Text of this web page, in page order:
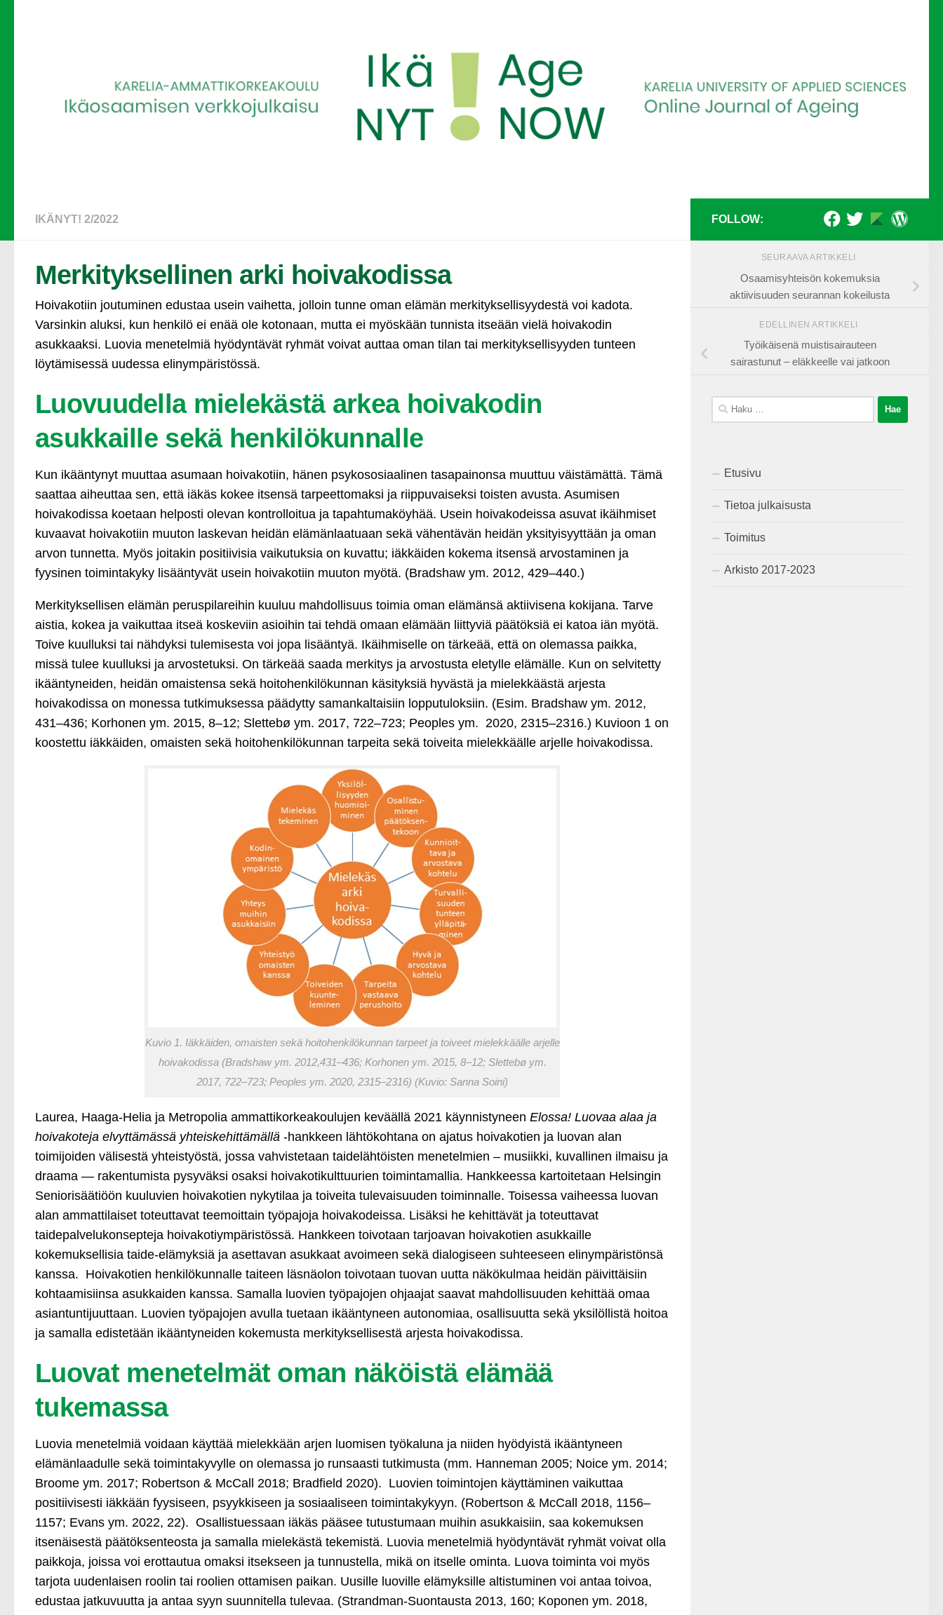
IKÄNYT! 2/2022
Merkityksellinen arki hoivakodissa
Hoivakotiin joutuminen edustaa usein vaihetta, jolloin tunne oman elämän merkityksellisyydestä voi kadota.
Varsinkin aluksi, kun henkilö ei enää ole kotonaan, mutta ei myöskään tunnista itseään vielä hoivakodin
asukkaaksi. Luovia menetelmiä hyödyntävät ryhmät voivat auttaa oman tilan tai merkityksellisyyden tunteen
löytämisessä uudessa elinympäristössä.
Luovuudella mielekästä arkea hoivakodin
asukkaille sekä henkilökunnalle
Kun ikääntynyt muuttaa asumaan hoivakotiin, hänen psykososiaalinen tasapainonsa muuttuu väistämättä. Tämä
saattaa aiheuttaa sen, että iäkäs kokee itsensä tarpeettomaksi ja riippuvaiseksi toisten avusta. Asumisen
hoivakodissa koetaan helposti olevan kontrolloitua ja tapahtumaköyhää. Usein hoivakodeissa asuvat ikäihmiset
kuvaavat hoivakotiin muuton laskevan heidän elämänlaatuaan sekä vähentävän heidän yksityisyyttään ja oman
arvon tunnetta. Myös joitakin positiivisia vaikutuksia on kuvattu; iäkkäiden kokema itsensä arvostaminen ja
fyysinen toimintakyky lisääntyvät usein hoivakotiin muuton myötä. (Bradshaw ym. 2012, 429–440.)
Merkityksellisen elämän peruspilareihin kuuluu mahdollisuus toimia oman elämänsä aktiivisena kokijana. Tarve
aistia, kokea ja vaikuttaa itseä koskeviin asioihin tai tehdä omaan elämään liittyviä päätöksiä ei katoa iän myötä.
Toive kuulluksi tai nähdyksi tulemisesta voi jopa lisääntyä. Ikäihmiselle on tärkeää, että on olemassa paikka,
missä tulee kuulluksi ja arvostetuksi. On tärkeää saada merkitys ja arvostusta eletylle elämälle. Kun on selvitetty
ikääntyneiden, heidän omaistensa sekä hoitohenkilökunnan käsityksiä hyvästä ja mielekkäästä arjesta
hoivakodissa on monessa tutkimuksessa päädytty samankaltaisiin lopputuloksiin. (Esim. Bradshaw ym. 2012,
431–436; Korhonen ym. 2015, 8–12; Slettebø ym. 2017, 722–723; Peoples ym. 2020, 2315–2316.) Kuvioon 1 on
koostettu iäkkäiden, omaisten sekä hoitohenkilökunnan tarpeita sekä toiveita mielekkäälle arjelle hoivakodissa.
Kuvio 1. Iäkkäiden, omaisten sekä hoitohenkilökunnan tarpeet ja toiveet mielekkäälle arjelle
hoivakodissa (Bradshaw ym. 2012,431–436; Korhonen ym. 2015, 8–12; Slettebø ym.
2017, 722–723; Peoples ym. 2020, 2315–2316) (Kuvio: Sanna Soini)
Laurea, Haaga-Helia ja Metropolia ammattikorkeakoulujen keväällä 2021 käynnistyneen Elossa! Luovaa alaa ja
hoivakoteja elvyttämässä yhteiskehittämällä ‑hankkeen lähtökohtana on ajatus hoivakotien ja luovan alan
toimijoiden välisestä yhteistyöstä, jossa vahvistetaan taidelähtöisten menetelmien – musiikki, kuvallinen ilmaisu ja
draama — rakentumista pysyväksi osaksi hoivakotikulttuurien toimintamallia. Hankkeessa kartoitetaan Helsingin
Seniorisäätiöön kuuluvien hoivakotien nykytilaa ja toiveita tulevaisuuden toiminnalle. Toisessa vaiheessa luovan
alan ammattilaiset toteuttavat teemoittain työpajoja hoivakodeissa. Lisäksi he kehittävät ja toteuttavat
taidepalvelukonsepteja hoivakotiympäristössä. Hankkeen toivotaan tarjoavan hoivakotien asukkaille
kokemuksellisia taide-elämyksiä ja asettavan asukkaat avoimeen sekä dialogiseen suhteeseen elinympäristönsä
kanssa. Hoivakotien henkilökunnalle taiteen läsnäolon toivotaan tuovan uutta näkökulmaa heidän päivittäisiin
kohtaamisiinsa asukkaiden kanssa. Samalla luovien työpajojen ohjaajat saavat mahdollisuuden kehittää omaa
asiantuntijuuttaan. Luovien työpajojen avulla tuetaan ikääntyneen autonomiaa, osallisuutta sekä yksilöllistä hoitoa
ja samalla edistetään ikääntyneiden kokemusta merkityksellisestä arjesta hoivakodissa.
Luovat menetelmät oman näköistä elämää
tukemassa
Luovia menetelmiä voidaan käyttää mielekkään arjen luomisen työkaluna ja niiden hyödyistä ikääntyneen
elämänlaadulle sekä toimintakyvylle on olemassa jo runsaasti tutkimusta (mm. Hanneman 2005; Noice ym. 2014;
Broome ym. 2017; Robertson & McCall 2018; Bradfield 2020). Luovien toimintojen käyttäminen vaikuttaa
positiivisesti iäkkään fyysiseen, psyykkiseen ja sosiaaliseen toimintakykyyn. (Robertson & McCall 2018, 1156–
1157; Evans ym. 2022, 22). Osallistuessaan iäkäs pääsee tutustumaan muihin asukkaisiin, saa kokemuksen
itsenäisestä päätöksenteosta ja samalla mielekästä tekemistä. Luovia menetelmiä hyödyntävät ryhmät voivat olla
paikkoja, joissa voi erottautua omaksi itsekseen ja tunnustella, mikä on itselle ominta. Luova toiminta voi myös
tarjota uudenlaisen roolin tai roolien ottamisen paikan. Uusille luoville elämyksille altistuminen voi antaa toivoa,
edustaa jatkuvuutta ja antaa syyn suunnitella tulevaa. (Strandman-Suontausta 2013, 160; Koponen ym. 2018,
FOLLOW:
SEURAAVA ARTIKKELI
Osaamisyhteisön kokemuksia
aktiivisuuden seurannan kokeilusta
EDELLINEN ARTIKKELI
Työikäisenä muistisairauteen
sairastunut – eläkkeelle vai jatkoon
Haku:
Etusivu
Tietoa julkaisusta
Toimitus
Arkisto 2017-2023